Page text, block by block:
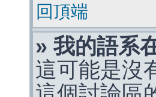
回頂端
» 我的語系
這可能是沒